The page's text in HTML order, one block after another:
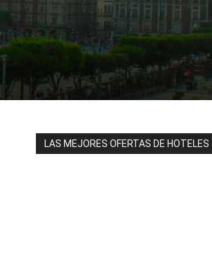
LAS MEJORES OFERTAS DE HOTELES